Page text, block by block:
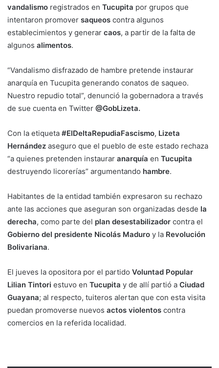
vandalismo registrados en Tucupita por grupos que
intentaron promover saqueos contra algunos
establecimientos y generar caos, a partir de la falta de
algunos alimentos.
“Vandalismo disfrazado de hambre pretende instaurar
anarquía en Tucupita generando conatos de saqueo.
Nuestro repudio total”, denunció la gobernadora a través
de sue cuenta en Twitter @GobLizeta.
Con la etiqueta #ElDeltaRepudiaFascismo, Lizeta
Hernández aseguro que el pueblo de este estado rechaza
“a quienes pretenden instaurar anarquía en Tucupita
destruyendo licorerías” argumentando hambre.
Habitantes de la entidad también expresaron su rechazo
ante las acciones que aseguran son organizadas desde la
derecha, como parte del plan desestabilizador contra el
Gobierno del presidente Nicolás Maduro y la Revolución
Bolivariana.
El jueves la opositora por el partido Voluntad Popular
Lilian Tintori estuvo en Tucupita y de allí partió a Ciudad
Guayana; al respecto, tuiteros alertan que con esta visita
puedan promoverse nuevos actos violentos contra
comercios en la referida localidad.